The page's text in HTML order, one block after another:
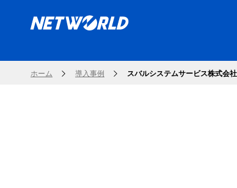
ホーム 導入事例 スバルシステムサービス株式会社